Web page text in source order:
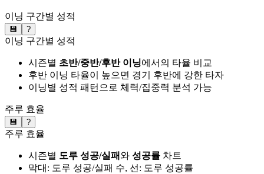
이닝 구간별 성적
💾 ?
이닝 구간별 성적
시즌별 초반/중반/후반 이닝에서의 타율 비교
후반 이닝 타율이 높으면 경기 후반에 강한 타자
이닝별 성적 패턴으로 체력/집중력 분석 가능
주루 효율
💾 ?
주루 효율
시즌별 도루 성공/실패와 성공률 차트
막대: 도루 성공/실패 수, 선: 도루 성공률